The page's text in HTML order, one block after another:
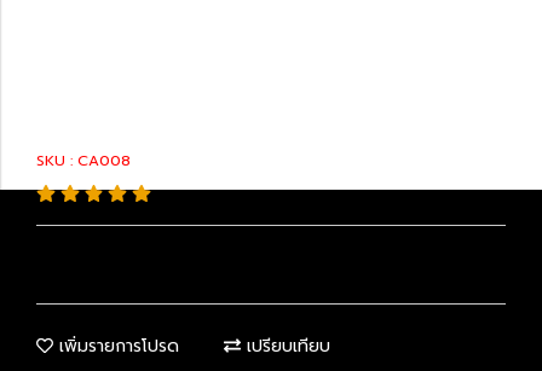
SKU : CA008
เพิ่มรายการโปรด เปรียบเทียบ